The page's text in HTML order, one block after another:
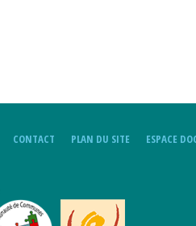
CONTACT PLAN DU SITE ESPACE